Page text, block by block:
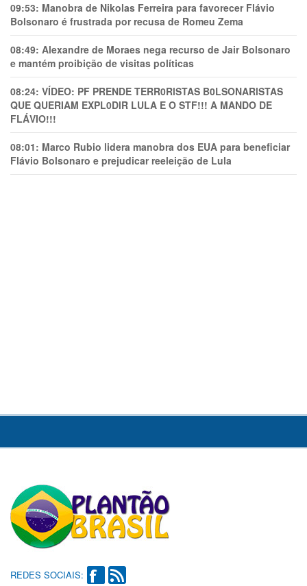
09:53: Manobra de Nikolas Ferreira para favorecer Flávio
Bolsonaro é frustrada por recusa de Romeu Zema
08:49: Alexandre de Moraes nega recurso de Jair Bolsonaro
e mantém proibição de visitas políticas
08:24: VÍDEO: PF PRENDE TERR0RlSTAS B0LSONARlSTAS
QUE QUERIAM EXPL0DlR LULA E O STF!!! A MANDO DE
FLÁVIO!!!
08:01: Marco Rubio lidera manobra dos EUA para beneficiar
Flávio Bolsonaro e prejudicar reeleição de Lula
REDES SOCIAIS: